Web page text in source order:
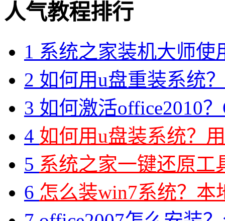
人气教程排行
1 系统之家装机大师使
2 如何用u盘重装系统
3 如何激活office2010
4 如何用u盘装系统？
5 系统之家一键还原工
6 怎么装win7系统？本